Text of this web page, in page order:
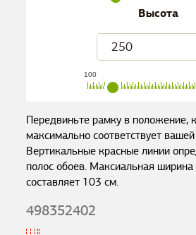
Высота
100
Передвиньте рамку в положение,
максимально соответствует
Вертикальные красные линии
полос обоев. Максиальная
составляет 103 см.
498352402